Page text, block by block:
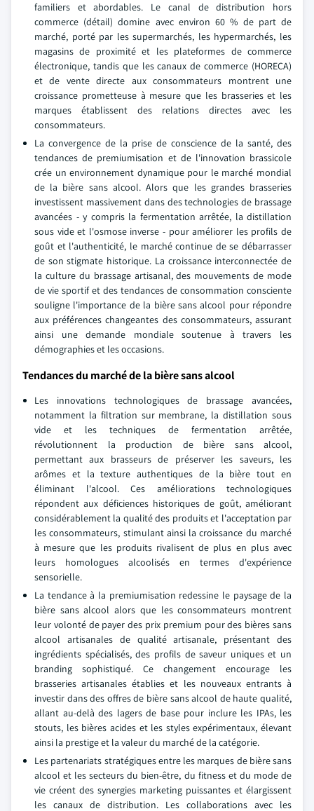
familiers et abordables. Le canal de distribution hors
commerce (détail) domine avec environ 60 % de part de
marché, porté par les supermarchés, les hypermarchés, les
magasins de proximité et les plateformes de commerce
électronique, tandis que les canaux de commerce (HORECA)
et de vente directe aux consommateurs montrent une
croissance prometteuse à mesure que les brasseries et les
marques établissent des relations directes avec les
consommateurs.
La convergence de la prise de conscience de la santé, des
tendances de premiumisation et de l'innovation brassicole
crée un environnement dynamique pour le marché mondial
de la bière sans alcool. Alors que les grandes brasseries
investissent massivement dans des technologies de brassage
avancées - y compris la fermentation arrêtée, la distillation
sous vide et l'osmose inverse - pour améliorer les profils de
goût et l'authenticité, le marché continue de se débarrasser
de son stigmate historique. La croissance interconnectée de
la culture du brassage artisanal, des mouvements de mode
de vie sportif et des tendances de consommation consciente
souligne l'importance de la bière sans alcool pour répondre
aux préférences changeantes des consommateurs, assurant
ainsi une demande mondiale soutenue à travers les
démographies et les occasions.
Tendances du marché de la bière sans alcool
Les innovations technologiques de brassage avancées,
notamment la filtration sur membrane, la distillation sous
vide et les techniques de fermentation arrêtée,
révolutionnent la production de bière sans alcool,
permettant aux brasseurs de préserver les saveurs, les
arômes et la texture authentiques de la bière tout en
éliminant l'alcool. Ces améliorations technologiques
répondent aux déficiences historiques de goût, améliorant
considérablement la qualité des produits et l'acceptation par
les consommateurs, stimulant ainsi la croissance du marché
à mesure que les produits rivalisent de plus en plus avec
leurs homologues alcoolisés en termes d'expérience
sensorielle.
La tendance à la premiumisation redessine le paysage de la
bière sans alcool alors que les consommateurs montrent
leur volonté de payer des prix premium pour des bières sans
alcool artisanales de qualité artisanale, présentant des
ingrédients spécialisés, des profils de saveur uniques et un
branding sophistiqué. Ce changement encourage les
brasseries artisanales établies et les nouveaux entrants à
investir dans des offres de bière sans alcool de haute qualité,
allant au-delà des lagers de base pour inclure les IPAs, les
stouts, les bières acides et les styles expérimentaux, élevant
ainsi la prestige et la valeur du marché de la catégorie.
Les partenariats stratégiques entre les marques de bière sans
alcool et les secteurs du bien-être, du fitness et du mode de
vie créent des synergies marketing puissantes et élargissent
les canaux de distribution. Les collaborations avec les